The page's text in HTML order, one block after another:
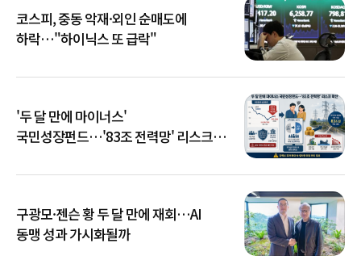
코스피, 중동 악재·외인 순매도에
하락…"하이닉스 또 급락"
'두 달 만에 마이너스'
국민성장펀드…'83조 전력망' 리스크
구광모·젠슨 황 두 달 만에 재회…AI
동맹 성과 가시화될까